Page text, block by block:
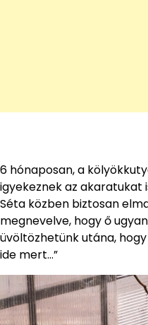
6 hónaposan, a
igyekeznek az akaratukat
Séta közben biztosan
megnevelve, hogy ő
üvöltözhetünk utána,
ide mert…”